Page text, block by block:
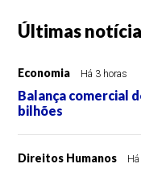
Últimas
Economia Há 3 horas
Balança comercial
bilhões
Direitos Humanos